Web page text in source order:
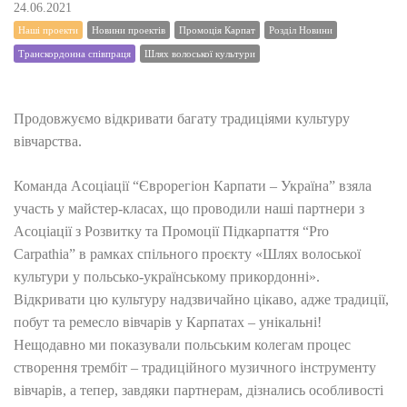
24.06.2021
Наші проекти Новини проектів Промоція Карпат Розділ Новини
Транскордонна співпраця Шлях волоської культури
Продовжуємо відкривати багату традиціями культуру
вівчарства.
Команда Асоціації “Єврорегіон Карпати – Україна” взяла
участь у майстер-класах, що проводили наші партнери з
Асоціації з Розвитку та Промоції Підкарпаття “Pro
Carpathia” в рамках спільного проєкту «Шлях волоської
культури у польсько-українському прикордонні».
Відкривати цю культуру надзвичайно цікаво, адже традиції,
побут та ремесло вівчарів у Карпатах – унікальні!
Нещодавно ми показували польським колегам процес
створення трембіт – традиційного музичного інструменту
вівчарів, а тепер, завдяки партнерам, дізнались особливості